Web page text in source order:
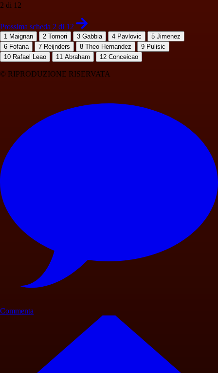
2 di 12
Prossima scheda 2 di 12
1 Maignan 2 Tomori 3 Gabbia 4 Pavlovic 5 Jimenez
6 Fofana 7 Reijnders 8 Theo Hernandez 9 Pulisic
10 Rafael Leao 11 Abraham 12 Conceicao
© RIPRODUZIONE RISERVATA
Commenta